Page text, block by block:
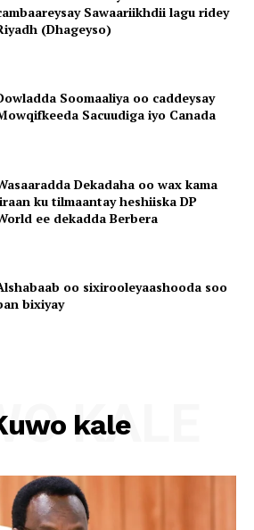
Sawaariikhdii lagu ridey
(Dhageyso)
Soomaaliya oo caddeysay
Sacuudiga iyo Canada
Dekadaha oo wax kama
ku tilmaantay heshiiska DP
ee dekadda Berbera
oo sixirooleyaashooda soo
bixiyay
kale
KALE